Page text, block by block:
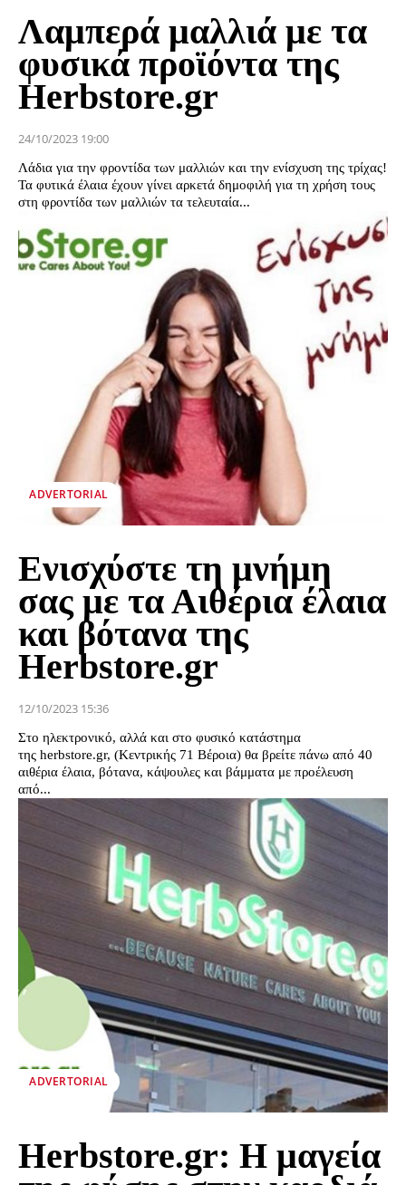
Λαμπερά μαλλιά με τα
φυσικά προϊόντα της
Herbstore.gr
24/10/2023 19:00
Λάδια για την φροντίδα των μαλλιών και την ενίσχυση της τρίχας!
Τα φυτικά έλαια έχουν γίνει αρκετά δημοφιλή για τη χρήση τους
στη φροντίδα των μαλλιών τα τελευταία...
ADVERTORIAL
Ενισχύστε τη μνήμη
σας με τα Αιθέρια έλαια
και βότανα της
Herbstore.gr
12/10/2023 15:36
Στο ηλεκτρονικό, αλλά και στο φυσικό κατάστημα
της herbstore.gr, (Κεντρικής 71 Βέροια) θα βρείτε πάνω από 40
αιθέρια έλαια, βότανα, κάψουλες και βάμματα με προέλευση
από...
ADVERTORIAL
Herbstore.gr: Η μαγεία